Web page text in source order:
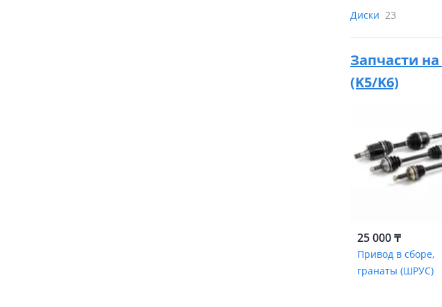
Диски 23
Запчасти на
(K5/K6)
25 000 ₸
Привод в сборе,
гранаты (ШРУС)